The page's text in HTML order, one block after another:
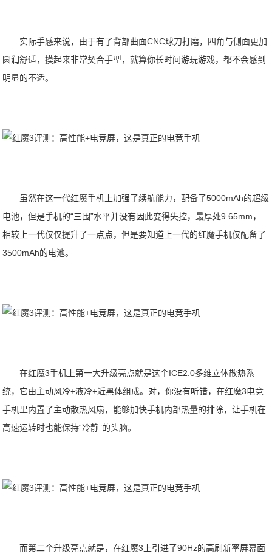
实际手感来说，由于有了背部曲面CNC球刀打磨，四角与侧面更加
圆润舒适，摸起来非常契合手型，就算你长时间游玩游戏，都不会感到
明显的不适。
虽然在这一代红魔手机上加强了续航能力，配备了5000mAh的超级
电池，但是手机的“三围”水平并没有因此变得失控，最厚处9.65mm，
相较上一代仅仅提升了一点点，但是要知道上一代的红魔手机仅配备了
3500mAh的电池。
在红魔3手机上第一大升级亮点就是这个ICE2.0多维立体散热系
统，它由主动风冷+液冷+近黑体组成。对，你没有听错，在红魔3电竞
手机里内置了主动散热风扇，能够加快手机内部热量的排除，让手机在
高速运转时也能保持“冷静”的头脑。
而第二个升级亮点就是，在红魔3上引进了90Hz的高刷新率屏幕面